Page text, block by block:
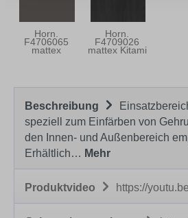
Horn.
F4706065
mattex
Horn.
F4709026
mattex Kitami
Beschreibung
speziell zum Einfärben von
den Innen- und Außenbereich
Erhältlich… Mehr
Produktvideo https://